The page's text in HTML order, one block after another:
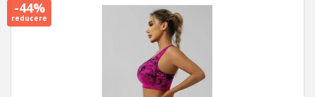
-44%
reducere